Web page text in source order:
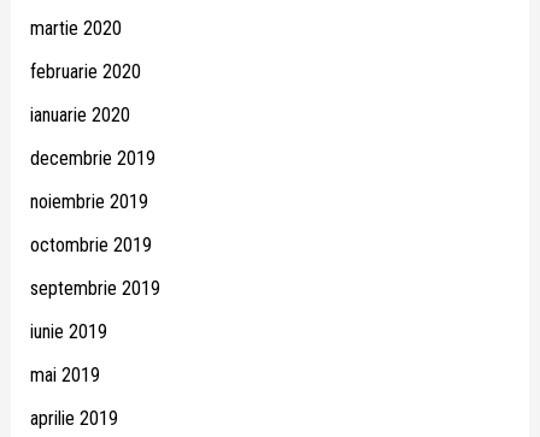
martie 2020
februarie 2020
ianuarie 2020
decembrie 2019
noiembrie 2019
octombrie 2019
septembrie 2019
iunie 2019
mai 2019
aprilie 2019